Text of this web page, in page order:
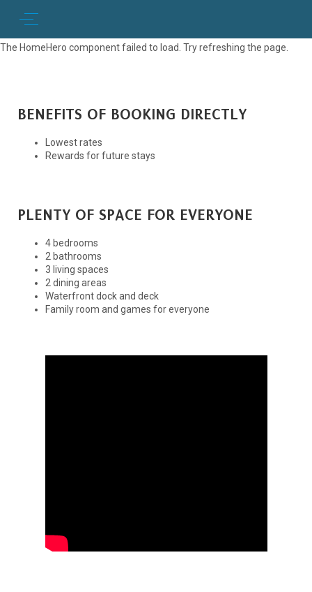
The HomeHero component failed to load. Try refreshing the page.
BENEFITS OF BOOKING DIRECTLY
Lowest rates
Rewards for future stays
PLENTY OF SPACE FOR EVERYONE
4 bedrooms
2 bathrooms
3 living spaces
2 dining areas
Waterfront dock and deck
Family room and games for everyone